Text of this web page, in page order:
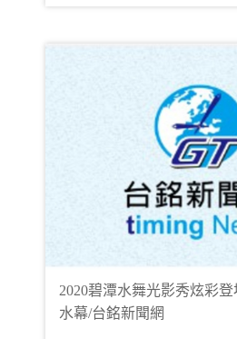
2020碧潭水舞光影秀炫彩
水幕/台銘新聞網